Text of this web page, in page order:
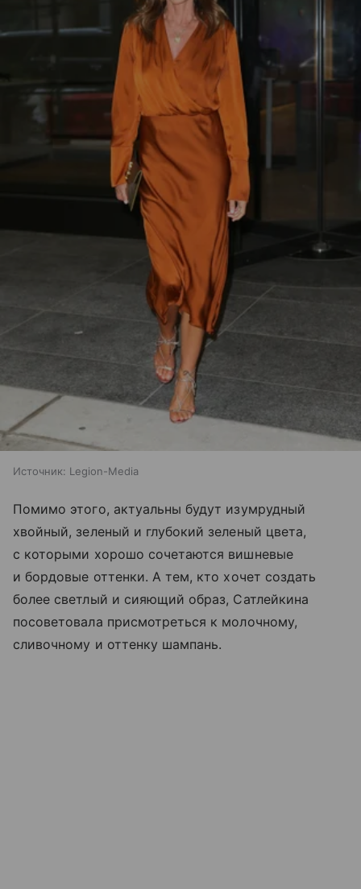
Источник: Legion-Media
Помимо этого, актуальны будут изумрудный
хвойный, зеленый и глубокий зеленый цвета,
с которыми хорошо сочетаются вишневые
и бордовые оттенки. А тем, кто хочет создать
более светлый и сияющий образ, Сатлейкина
посоветовала присмотреться к молочному,
сливочному и оттенку шампань.